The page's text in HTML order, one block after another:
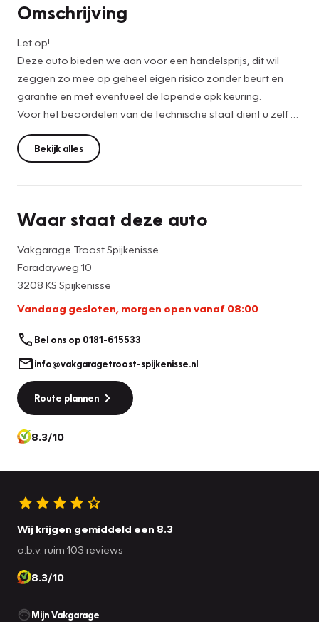
Omschrijving
Let op!
Deze auto bieden we aan voor een handelsprijs, dit wil
zeggen zo mee op geheel eigen risico zonder beurt en
garantie en met eventueel de lopende apk keuring.
Voor het beoordelen van de technische staat dient u zelf bij
ons langs te komen.geluid met rijden bij koppeling
Inruil beperkt mogelijk
Bekijk alles
Waar staat deze auto
Vakgarage Troost Spijkenisse
Faradayweg 10
3208 KS Spijkenisse
Vandaag gesloten, morgen open vanaf 08:00
Bel ons op 0181-615533
info@vakgaragetroost-spijkenisse.nl
Route plannen
8.3/10
Wij krijgen gemiddeld een 8.3
o.b.v. ruim 103 reviews
8.3/10
Mijn Vakgarage